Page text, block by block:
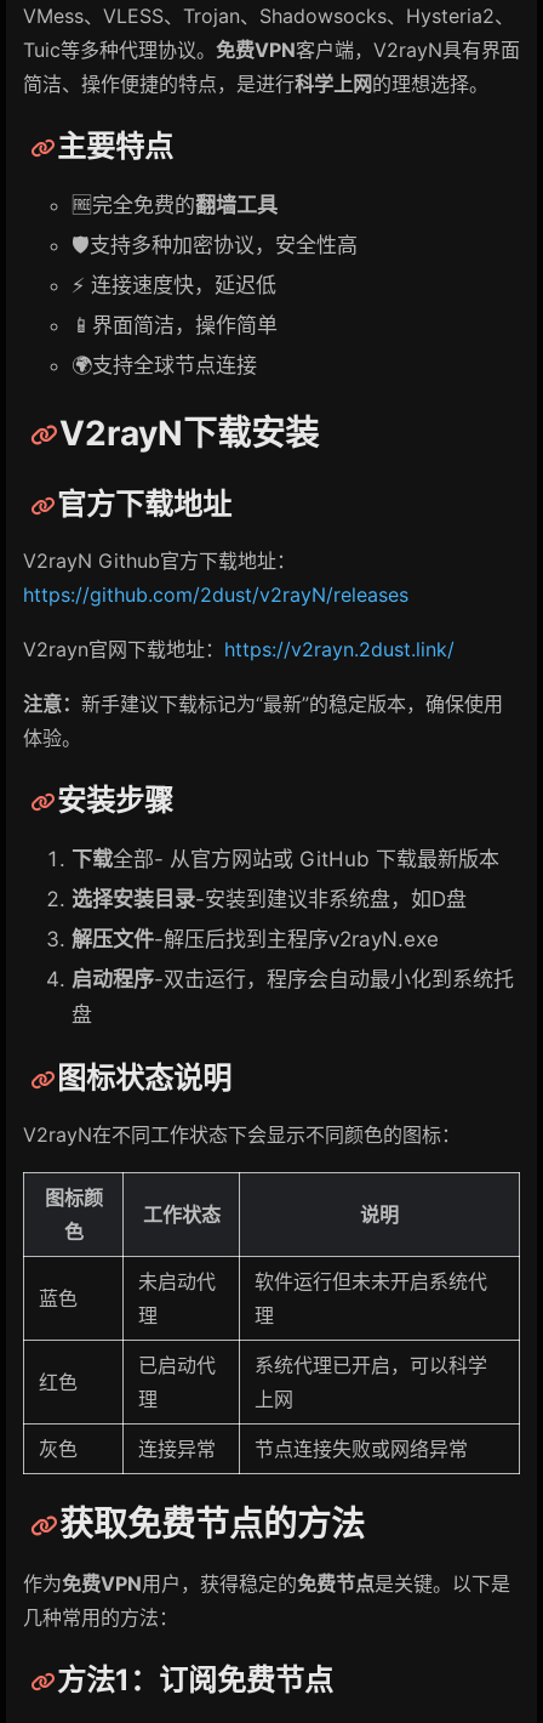
VMess、VLESS、Trojan、Shadowsocks、Hysteria2、
Tuic等多种代理协议。 免费VPN客户端，V2rayN具有界面
简洁、操作便捷的特点，是进行科学上网的理想选择。
主要特点
🆓完全免费的翻墙工具
🛡️支持多种加密协议，安全性高
⚡ 连接速度快，延迟低
📱界面简洁，操作简单
🌍支持全球节点连接
V2rayN下载安装
官方下载地址
V2rayN Github官方下载地址：
https://github.com/2dust/v2rayN/releases
V2rayn官网下载地址： https://v2rayn.2dust.link/
注意： 新手建议下载标记为“最新”的稳定版本，确保使用
体验。
安装步骤
下载全部- 从官方网站或 GitHub 下载最新版本
选择安装目录-安装到建议非系统盘，如D盘
解压文件-解压后找到主程序v2rayN.exe
启动程序-双击运行，程序会自动最小化到系统托
盘
图标状态说明
V2rayN在不同工作状态下会显示不同颜色的图标：
图标颜
色
工作状态 说明
蓝色
未启动代
理
软件运行但未未开启系统代
理
红色
已启动代
理
系统代理已开启，可以科学
上网
灰色 连接异常 节点连接失败或网络异常
获取免费节点的方法
作为免费VPN用户，获得稳定的免费节点是关键。以下是
几种常用的方法：
方法1：订阅免费节点